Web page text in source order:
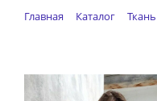
Главная Каталог